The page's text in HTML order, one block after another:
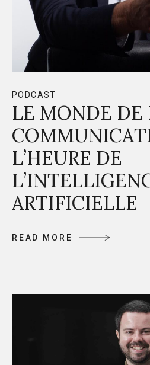
PODCAST
LE MONDE DE
L’HEURE DE
ARTIFICIELLE
R EA D M O R E